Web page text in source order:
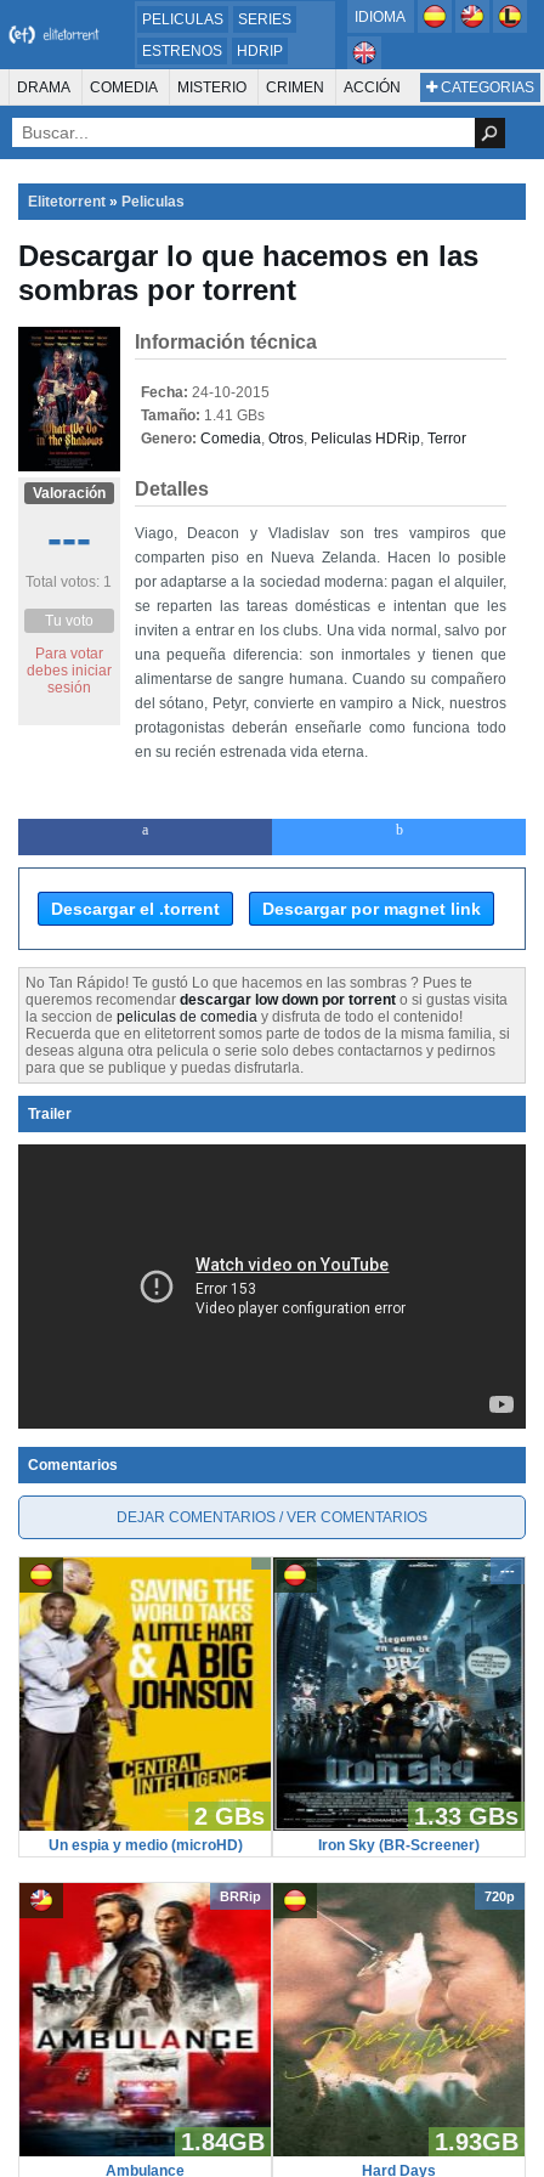
PELICULAS
SERIES
ESTRENOS
HDRIP
MICROHD
720P
DVDRIP
IDIOMA
CATEGORIAS
DRAMA COMEDIA MISTERIO CRIMEN ACCIÓN
SUSPENSO AVENTURA
ANIMACIÓN ROMANCE TERROR CIENCIA FICCIÓN FANTASÍA
FAMILIA DOCUS Y TV
PELÍCULA DE LA TELEVISIÓN FOREIGN KIDS REALITY ANIMACION
Elitetorrent » Peliculas
Descargar lo que hacemos en las
sombras por torrent
Valoración
---
Total votos: 1
Tu voto
Para votar
debes iniciar
sesión
Información técnica
Fecha: 24-10-2015
Tamaño: 1.41 GBs
Genero: Comedia, Otros, Peliculas HDRip, Terror
Detalles
Viago, Deacon y Vladislav son tres vampiros que
comparten piso en Nueva Zelanda. Hacen lo posible
por adaptarse a la sociedad moderna: pagan el alquiler,
se reparten las tareas domésticas e intentan que les
inviten a entrar en los clubs. Una vida normal, salvo por
una pequeña diferencia: son inmortales y tienen que
alimentarse de sangre humana. Cuando su compañero
del sótano, Petyr, convierte en vampiro a Nick, nuestros
protagonistas deberán enseñarle como funciona todo
en su recién estrenada vida eterna.
Descargar el .torrent Descargar por magnet link
No Tan Rápido! Te gustó Lo que hacemos en las sombras ? Pues te
queremos recomendar descargar low down por torrent o si gustas visita
la seccion de peliculas de comedia y disfruta de todo el contenido!
Recuerda que en elitetorrent somos parte de todos de la misma familia, si
deseas alguna otra pelicula o serie solo debes contactarnos y pedirnos
para que se publique y puedas disfrutarla.
Trailer
Comentarios
DEJAR COMENTARIOS / VER COMENTARIOS
2 GBs
Un espia y medio (microHD)
---
1.33 GBs
Iron Sky (BR-Screener)
BRRip
1.84GB
Ambulance
720p
1.93GB
Hard Days